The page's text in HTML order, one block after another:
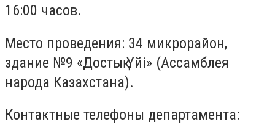
16:00 часов.
Место проведения: 34 микрорайон,
здание №9 «Достық Үйі» (Ассамблея
народа Казахстана).
Контактные телефоны департамента: